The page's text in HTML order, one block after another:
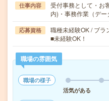
仕事内容
受付事務として・お
内)・事務作業（デ
応募資格
職種未経験OK / ブラ
■未経験OK！
職場の雰囲気
職場の様子
活気がある